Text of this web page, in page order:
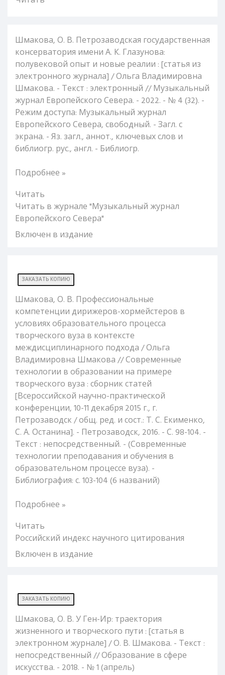
Шмакова, О. В. Петрозаводская государственная
консерватория имени А. К. Глазунова:
полувековой опыт и новые реалии : [статья из
электронного журнала] / Ольга Владимировна
Шмакова. - Текст : электронный // Музыкальный
журнал Европейского Севера. - 2022. - № 4 (32). -
Режим доступа: Музыкальный журнал
Европейского Севера, свободный. - Загл. с
экрана. - Яз. загл., аннот., ключевых слов и
библиогр. рус., англ. - Библиогр.
Подробнее »
Читать
Читать в журнале "Музыкальный журнал
Европейского Севера"
Включен в издание
ЗАКАЗАТЬ КОПИЮ
Шмакова, О. В. Профессиональные
компетенции дирижеров-хормейстеров в
условиях образовательного процесса
творческого вуза в контексте
междисциплинарного подхода / Ольга
Владимировна Шмакова // Современные
технологии в образовании на примере
творческого вуза : сборник статей
[Всероссийской научно-практической
конференции, 10-11 декабря 2015 г., г.
Петрозаводск / общ. ред. и сост.: Т. С. Екименко,
С. А. Останина]. - Петрозаводск, 2016. - С. 98-104. -
Текст : непосредственный. - (Современные
технологии преподавания и обучения в
образовательном процессе вуза). -
Библиография: с. 103-104 (6 названий)
Подробнее »
Читать
Российский индекс научного цитирования
Включен в издание
ЗАКАЗАТЬ КОПИЮ
Шмакова, О. В. У Ген-Ир: траектория
жизненного и творческого пути : [статья в
электронном журнале] / О. В. Шмакова. - Текст :
непосредственный // Образование в сфере
искусства. - 2018. - № 1 (апрель)